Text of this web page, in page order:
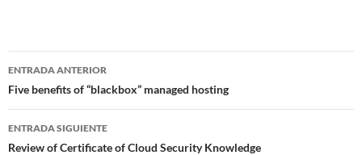
Navegador
de
entradas
ENTRADA ANTERIOR
Five benefits of “blackbox” managed hosting
ENTRADA SIGUIENTE
Review of Certificate of Cloud Security Knowledge